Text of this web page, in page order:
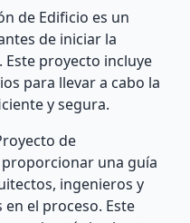
de Edificio es un
de iniciar la
proyecto incluye
para llevar a cabo la
y segura.
de
una guía
ingenieros y
el proceso. Este